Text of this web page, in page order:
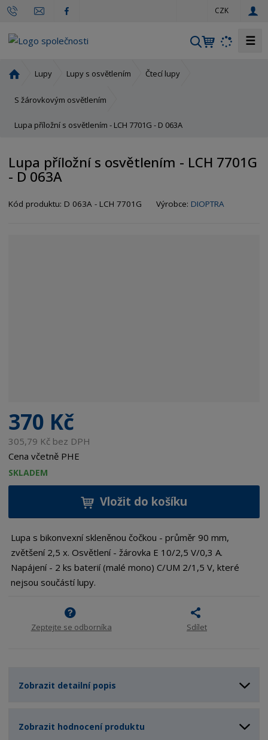
CZK
V
☰
o
n
t
r
n
Lupy Lupy s osvětlením Čtecí lupy
S žárovkovým osvětlením
Lupa příložní s osvětlením - LCH 7701G - D 063A
Lupa příložní s osvětlením - LCH 7701G
- D 063A
Kód produktu: D 063A - LCH 7701G Výrobce: DIOPTRA
370 Kč
305,79 Kč bez DPH
Cena včetně PHE
SKLADEM
Vložit do košíku
Lupa s bikonvexní skleněnou čočkou - průměr 90 mm,
zvětšení 2,5 x. Osvětlení - žárovka E 10/2,5 V/0,3 A.
Napájení - 2 ks baterií (malé mono) C/UM 2/1,5 V, které
nejsou součástí lupy.
Zeptejte se odborníka Sdílet
Zobrazit detailní popis
Zobrazit hodnocení produktu